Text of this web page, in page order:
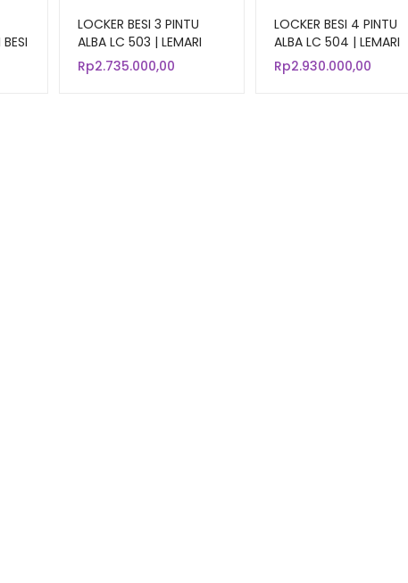
LOCKER BESI 3 PINTU
ALBA LC 503 | LEMARI
BESI KECIL 3 SUSUN
Rp2.735.000,00
LOCKER BESI 4 PINTU
ALBA LC 504 | LEMARI
BESI KECIL 4 SUSUN
Rp2.930.000,00